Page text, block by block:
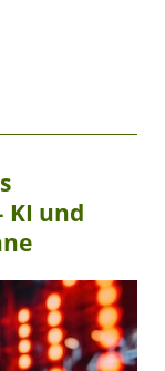
KI und